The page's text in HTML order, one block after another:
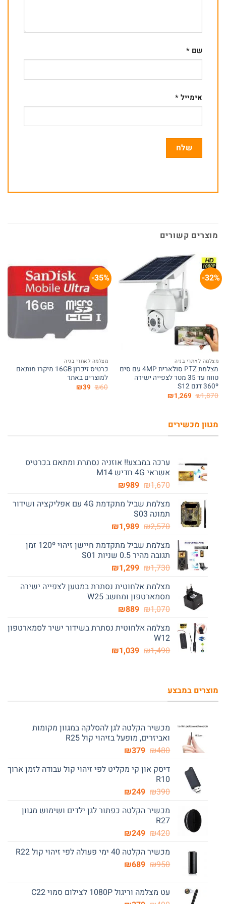
שם *
אימייל*
מוצרים קשורים
32%-
מצלמה לאתרי בניה
מצלמת PTZ סולארית 4MP עם סים
טווח עד 35 מטר לצפייה ישירה
360º דגם S12
₪1,870 המחיר
המקורי
₪1,269 המחיר
35%-
מצלמה לאתרי בניה
כרטיס זיכרון 16GB מיקרו מותאם
למוצרים באתר
₪60 המחיר
₪39 המחיר
מגוון מכשירים
ערכה במבצע!! אוזניה נסתרת ומתאם בכרטיס
אשראי 4G חדיש M14
₪1,670
המחיר
היה:
₪1,670.
₪989 המחיר
הוא:
מצלמת שביל מתקדמת 4G עם אפליקציה ושידור
תמונה S03
₪2,570
המחיר
היה:
₪2,570.
₪1,989
המחיר
הוא:
₪1,989.
מצלמת שביל מתקדמת חיישן זיהוי 120º זמן
תגובה מהיר 0.5 שניות S01
₪1,730
המחיר
היה:
₪1,730.
₪1,299
המחיר
הוא:
₪1,299.
מצלמת אלחוטית נסתרת במטען לצפייה ישירה
מסמארטפון ומחשב W25
₪1,070
המחיר
היה:
₪889 המחיר
הוא:
מצלמה אלחוטית נסתרת בשידור ישיר לסמארטפון
W12
₪1,490
המחיר₪1,039
המחיר
מוצרים במבצע
מכשיר הקלטה לגן להסלקה במגוון מקומות
ואביזרים, מופעל בזיהוי קול R25
₪480
המחיר
היה:
₪379 המחיר
הוא:
דיסק און קי מקליט לפי זיהוי קול עבודה לזמן ארוך
R10
₪390
המחיר
היה:
₪249 המחיר
הוא:
מכשיר הקלטה כפתור לגן ילדים ושימוש מגוון
R27
₪420
המחיר
היה:
₪420.
₪249 המחיר
הוא:
₪249.
מכשיר הקלטה 40 ימי פעולה לפי זיהוי קול R22
₪950
המחיר
₪950.
₪689 המחיר
₪689.עט מצלמה וריגול 1080P לצילום סמוי C22